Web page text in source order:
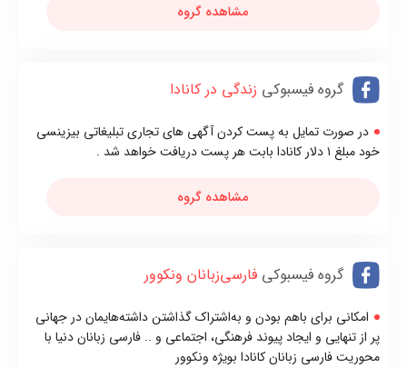
مشاهده گروه
گروه فیسبوکی زندگی در کانادا
در صورت تمایل به پست کردن آگهی های تجاری تبلیغاتی بیزینسی
خود مبلغ ۱ دلار کانادا بابت هر پست دریافت خواهد شد .
مشاهده گروه
گروه فیسبوکی فارسی‌زبانان ونکوور
امکانی برای باهم بودن و به‌اشتراک گذاشتن داشته‌هایمان در جهانی
پر از تنهایی و ایجاد پیوند فرهنگی، اجتماعی و .. فارسی زبانان دنیا با
محوریت فارسی زبانان کانادا بویژه ونکوور